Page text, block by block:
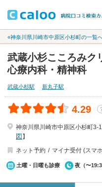
«神奈川県川崎市中原区小杉町の一覧
武蔵小杉こころみク
心療内科・精神科
武蔵小杉駅 新丸子駅
4.29
神奈川県川崎市中原区小杉町3-
図 】
ネット予約
マイナ受付 (スマ
土曜・日曜も診療 夜（〜